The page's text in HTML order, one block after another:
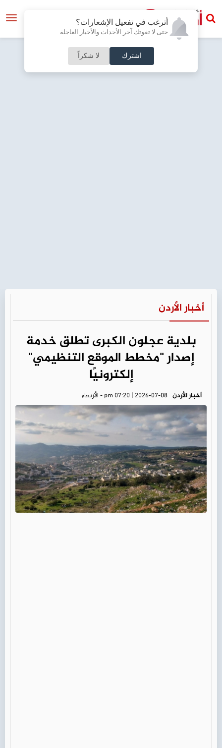
أترغب في تفعيل الإشعارات؟
حتى لا تفوتك آخر الأحداث والأخبار العاجلة
اشترك لا شكراً
أخبار الأردن
بلدية عجلون الكبرى تطلق خدمة
إصدار "مخطط الموقع التنظيمي"
إلكترونيًا
أخبار الأردن pm 07:20 | 2026-07-08 - الأربعاء